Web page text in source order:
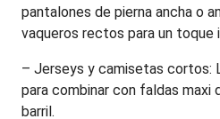
pantalones de pierna ancha o
vaqueros rectos para un toque
– Jerseys y camisetas cortos:
para combinar con faldas maxi
barril.